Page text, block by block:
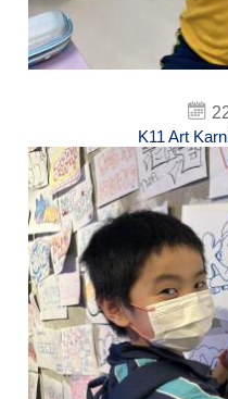
K11 Art